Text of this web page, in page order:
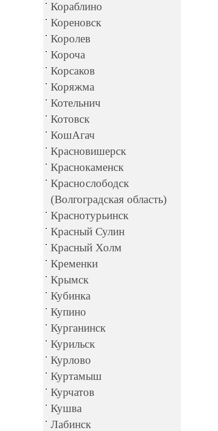
Кораблино
Кореновск
Королев
Короча
Корсаков
Коряжма
Котельнич
Котовск
КошАгач
Красновишерск
Краснокаменск
Краснослободск
(Волгоградская область)
Краснотурьинск
Красный Сулин
Красный Холм
Кременки
Крымск
Кубинка
Купино
Курганинск
Курильск
Курлово
Куртамыш
Курчатов
Кушва
Лабинск